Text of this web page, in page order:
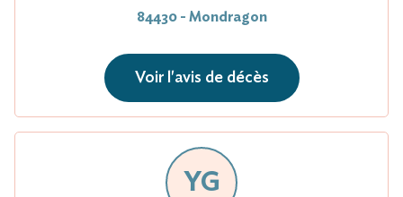
84430 - Mondragon
Voir l'avis de décès
YG